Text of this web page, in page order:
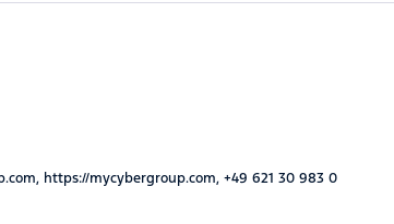
https://mycybergroup.com, +49 621 30 983 0